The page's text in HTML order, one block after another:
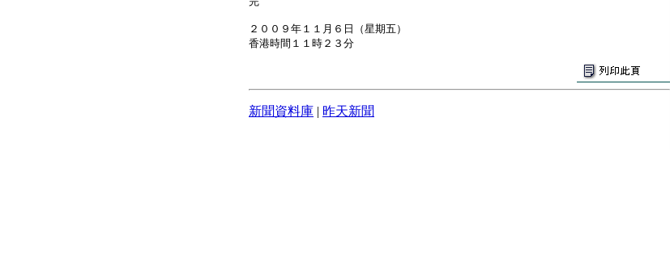
２００９年１１月６日（星期五）
香港時間１１時２３分
新聞資料庫 | 昨天新聞